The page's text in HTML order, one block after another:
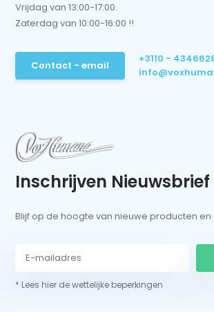
Vrijdag van 13:00-17:00.
Zaterdag van 10:00-16:00 !!
Contact - email
+3110 -
Inschrijven Nieuwsbrief
Blijf op de hoogte van nieuwe producten en
* Lees hier de wettelijke beperkingen